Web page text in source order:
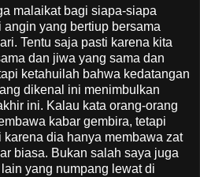
malaikat bagi siapa-siapa
yang bertiup bersama
Tentu saja pasti karena kita
dan jiwa yang sama dan
ketahuilah bahwa kedatangan
dikenal ini menimbulkan
ini. Kalau kata orang-orang
kabar gembira, tetapi
dia hanya membawa zat
biasa. Bukan salah saya juga
yang numpang lewat di